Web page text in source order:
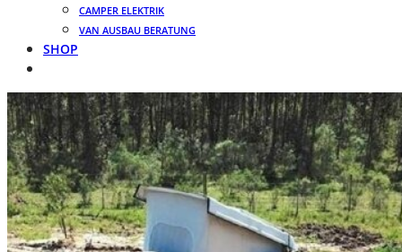
CAMPER ELEKTRIK
VAN AUSBAU BERATUNG
SHOP